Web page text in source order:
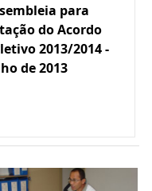
para
do Acordo
2013/2014 -
de 2013